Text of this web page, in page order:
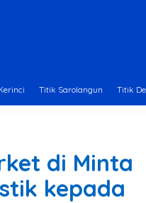
Titik Sarolangun Titik
di Minta
kepada